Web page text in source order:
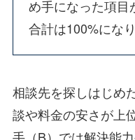
め手になった項目
合計は100%になり
相談先を探しはじめ
談や料金の安さが上